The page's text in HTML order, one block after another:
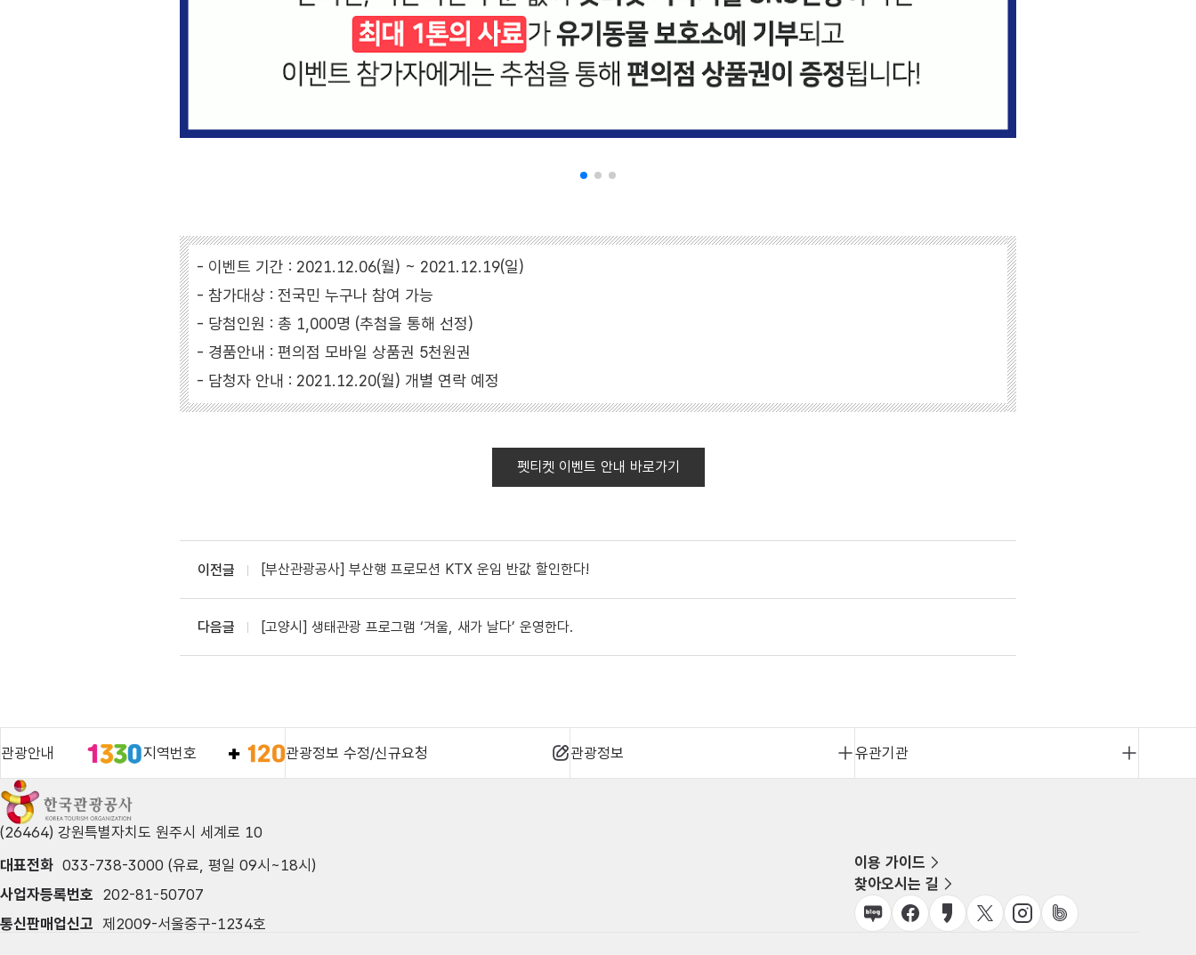
- 이벤트 기간 : 2021.12.06(월) ~ 2021.12.19(일)
- 참가대상 : 전국민 누구나 참여 가능
- 당첨인원 : 총 1,000명 (추첨을 통해 선정)
- 경품안내 : 편의점 모바일 상품권 5천원권
- 담청자 안내 : 2021.12.20(월) 개별 연락 예정
펫티켓 이벤트 안내 바로가기
이전글 [부산관광공사] 부산행 프로모션 KTX 운임 반값 할인한다!
다음글 [고양시] 생태관광 프로그램 ‘겨울, 새가 날다’ 운영한다.
관광안내 지역번호 관광정보 수정/신규요청 관광정보 유관기관
(26464) 강원특별자치도 원주시 세계로 10
대표전화 033-738-3000 (유료, 평일 09시~18시)
사업자등록번호 202-81-50707
통신판매업신고 제2009-서울중구-1234호
이용 가이드
찾아오시는 길